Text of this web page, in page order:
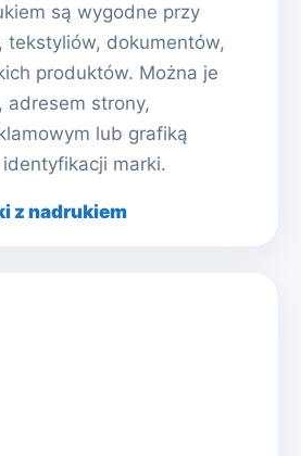
są wygodne przy
tekstyliów, dokumentów,
produktów. Można je
adresem strony,
lub grafiką
marki.
z nadrukiem